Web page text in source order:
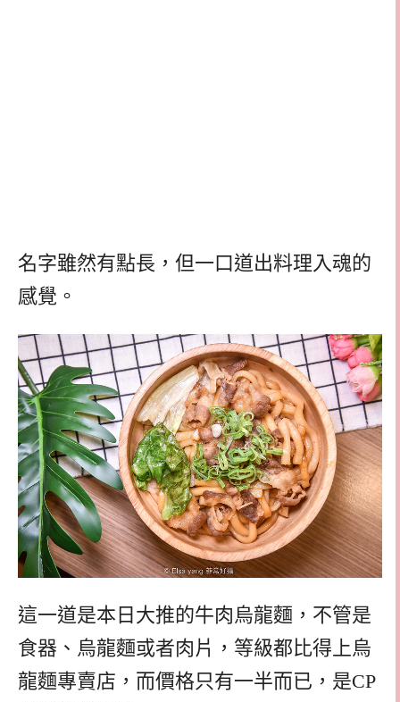
名字雖然有點長，但一口道出料理入魂的
感覺。
這一道是本日大推的牛肉烏龍麵，不管是
食器、烏龍麵或者肉片，等級都比得上烏
龍麵專賣店，而價格只有一半而已，是CP